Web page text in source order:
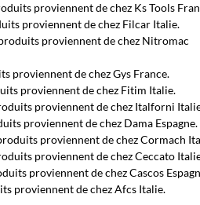
proviennent de chez Ks Tools
proviennent de chez Filcar Italie.
proviennent de chez Nitromac
proviennent de chez Gys France.
proviennent de chez Fitim Italie.
proviennent de chez Italforni
proviennent de chez Dama Espagne.
proviennent de chez Cormach
proviennent de chez Ceccato
proviennent de chez Cascos
proviennent de chez Afcs Italie.